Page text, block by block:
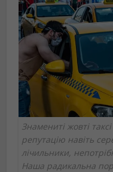
Знамениті жовті
репутацію навіть
лічильники,
Наша радикальна